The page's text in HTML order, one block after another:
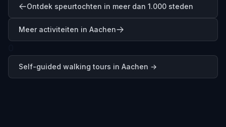
Ontdek speurtochten in meer dan 1.000 steden
Meer activiteiten in Aachen
Self-guided walking tours in Aachen →